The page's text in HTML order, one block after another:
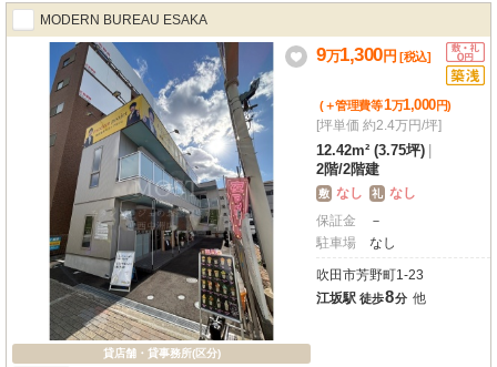
MODERN BUREAU ESAKA
貸店舗・貸事務所(区分)
9万1,300円 [税込]
(＋管理費等1万1,000円)
[坪単価 約2.4万円/坪]
12.42m² (3.75坪)
2階/2階建
敷 なし 礼 なし
保証金
－
駐車場
なし
吹田市芳野町1-23
江坂駅 徒歩8分 他